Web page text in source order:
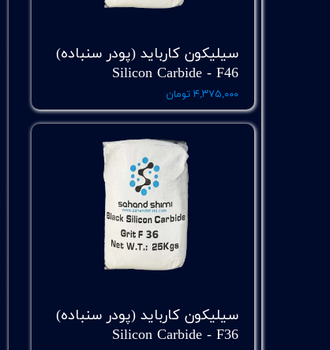
سیلیکون کارباید (پودر سنباده)
Silicon Carbide - F46
۴,۳۷۵,۰۰۰ تومان
سیلیکون کارباید (پودر سنباده)
Silicon Carbide - F36